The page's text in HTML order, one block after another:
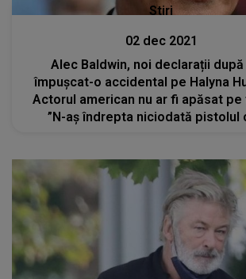
Stiri
02 dec 2021
Alec Baldwin, noi declarații după
împușcat-o accidental pe Halyna
Actorul american nu ar fi apăsat pe
”N-aș îndrepta niciodată pistolul